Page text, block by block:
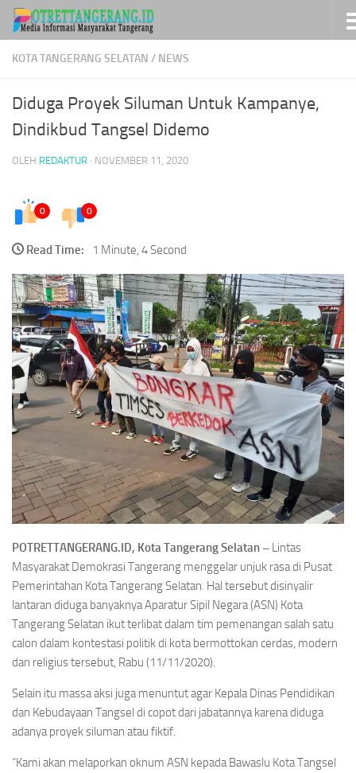
Skip to content
KOTA TANGERANG SELATAN / NEWS
Diduga Proyek Siluman Untuk Kampanye,
Dindikbud Tangsel Didemo
OLEH REDAKTUR · NOVEMBER 11, 2020
0 0
Read Time: 1 Minute, 4 Second
POTRETTANGERANG.ID, Kota Tangerang Selatan – Lintas
Masyarakat Demokrasi Tangerang menggelar unjuk rasa di Pusat
Pemerintahan Kota Tangerang Selatan. Hal tersebut disinyalir
lantaran diduga banyaknya Aparatur Sipil Negara (ASN) Kota
Tangerang Selatan ikut terlibat dalam tim pemenangan salah satu
calon dalam kontestasi politik di kota bermottokan cerdas, modern
dan religius tersebut, Rabu (11/11/2020).
Selain itu massa aksi juga menuntut agar Kepala Dinas Pendidikan
dan Kebudayaan Tangsel di copot dari jabatannya karena diduga
adanya proyek siluman atau fiktif.
“Kami akan melaporkan oknum ASN kepada Bawaslu Kota Tangsel